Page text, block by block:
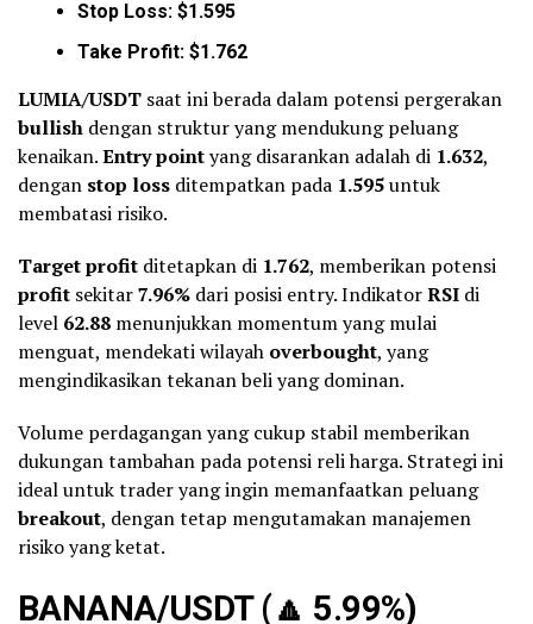
Stop Loss: $1.595
Take Profit: $1.762
LUMIA/USDT saat ini berada dalam potensi pergerakan
bullish dengan struktur yang mendukung peluang
kenaikan.Entry pointyang disarankan adalah di 1.632,
dengan stop loss ditempatkan pada 1.595untuk
membatasi risiko.
Target profit ditetapkan di 1.762, memberikan potensi
profit sekitar7.96% dari posisi entry. IndikatorRSI di
level 62.88 menunjukkan momentum yang mulai
menguat, mendekati wilayah overbought, yang
mengindikasikan tekanan beli yang dominan.
Volume perdagangan yang cukup stabil memberikan
dukungan tambahan pada potensi reli harga. Strategi ini
ideal untuk trader yang ingin memanfaatkan peluang
breakout, dengan tetap mengutamakan manajemen
risiko yang ketat.
BANANA/USDT (🔼 5.99%)